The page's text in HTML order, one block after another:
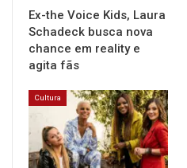
Ex-the Voice Kids, Laura
Schadeck busca nova
chance em reality e
agita fãs
Cultura